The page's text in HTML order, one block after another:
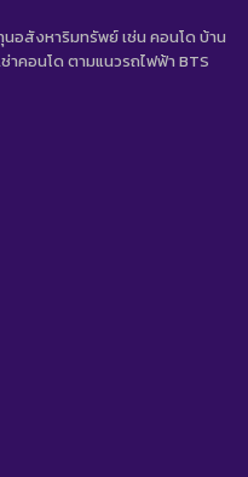
อสังหาริมทรัพย์ เช่น คอนโด บ้าน
คอนโด ตามแนวรถไฟฟ้า BTS